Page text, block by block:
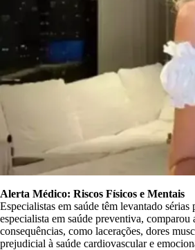
Alerta Médico: Riscos Físicos e Mentais
Especialistas em saúde têm levantado
especialista em saúde preventiva,
consequências, como lacerações, dores
prejudicial à saúde cardiovascular e